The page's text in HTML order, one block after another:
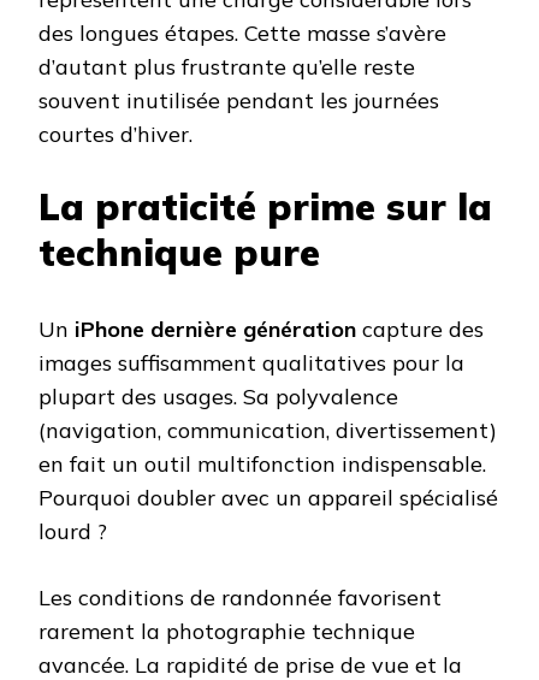
des longues étapes. Cette masse s’avère
d’autant plus frustrante qu’elle reste
souvent inutilisée pendant les journées
courtes d’hiver.
La praticité prime sur la
technique pure
Un iPhone dernière génération capture des
images suffisamment qualitatives pour la
plupart des usages. Sa polyvalence
(navigation, communication, divertissement)
en fait un outil multifonction indispensable.
Pourquoi doubler avec un appareil spécialisé
lourd ?
Les conditions de randonnée favorisent
rarement la photographie technique
avancée. La rapidité de prise de vue et la